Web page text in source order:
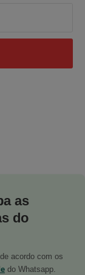
as
do
acordo com os
do Whatsapp.